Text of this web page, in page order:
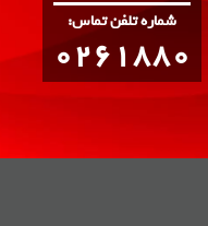
:شماره تلفن تماس
0261880